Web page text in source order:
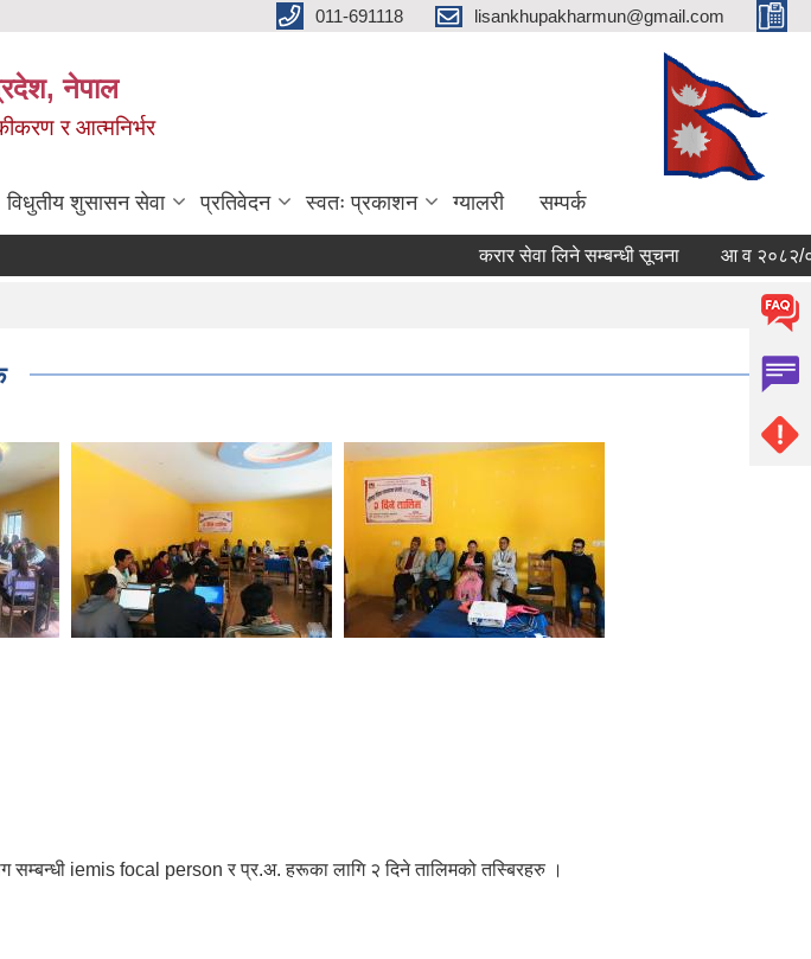
011-691118 lisankhupakharmun@gmail.com
नेपाल
र आत्मनिर्भर
विधुतीय शुसासन सेवा प्रतिवेदन स्वतः प्रकाशन ग्यालरी सम्पर्क
करार सेवा लिने सम्बन्धी सूचना आ व २०८२/०८३ काे
सम्बन्धी iemis focal person र प्र.अ. हरूका लागि २ दिने तालिमको तस्बिरहरु ।